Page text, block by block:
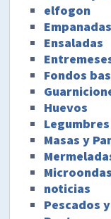
elfogon
Empanadas
Ensaladas
Fondos
Huevos
Legumbres
Masas y
Microondas
noticias
Pescados